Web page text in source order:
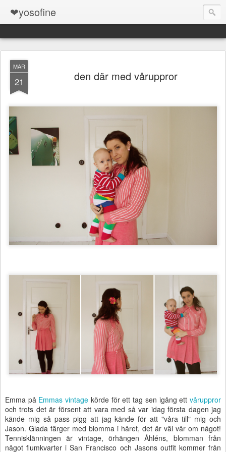
❤yosofine
MAR
21 den där med våruppror
Emma på Emmas vintage körde för ett tag sen igång ettvåruppror
och trots det är försent att vara med så var idag första dagen jag
kände mig så pass pigg att jag kände för att "våra till" mig och
Jason. Glada färger med blomma i håret, det är väl vår om något!
Tennisklänningen är vintage, örhängen Åhléns, blomman från
något flumkvarter i San Francisco och Jasons outfit kommer från